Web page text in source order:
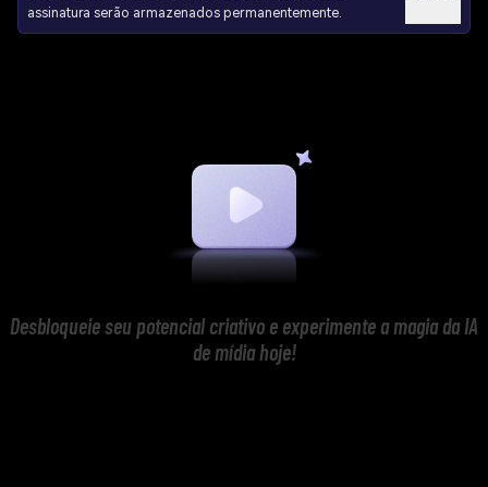
assinatura serão armazenados permanentemente.
Desbloqueie seu potencial criativo e experimente a magia da IA
de mídia hoje!